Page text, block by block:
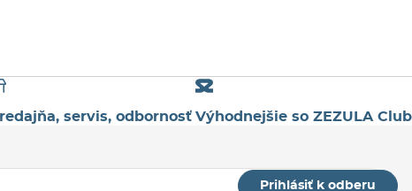
servis, odbornosť Výhodnejšie so ZEZULA Club
Prihlásiť k odberu